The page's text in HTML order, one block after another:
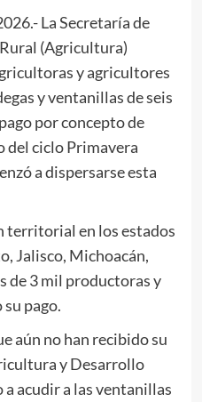
La Secretaría de
(Agricultura)
y agricultores
y ventanillas de seis
por concepto de
del ciclo Primavera
a dispersarse esta
territorial en los estados
Jalisco, Michoacán,
de 3 mil productoras y
pago.
aún no han recibido su
y Desarrollo
a acudir a las ventanillas